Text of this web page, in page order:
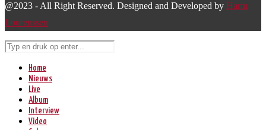
@2023 - All Right Reserved. Designed and Developed by Harm
Lourenssen
Home
Nieuws
Live
Album
Interview
Video